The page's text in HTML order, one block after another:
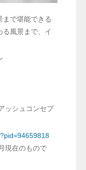
で堪能できる
風景まで、イ
ッシュコンセプ
現在のもので